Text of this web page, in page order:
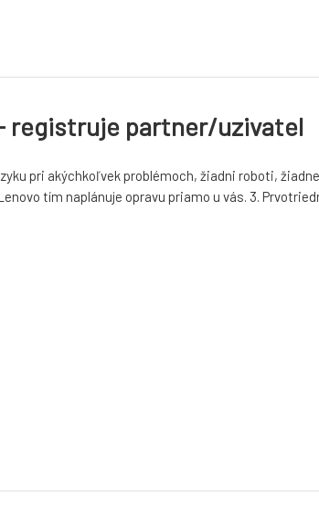
registruje partner/uzivatel
pri akýchkoľvek problémoch, žiadni roboti,
tím naplánuje opravu priamo u vás. 3.